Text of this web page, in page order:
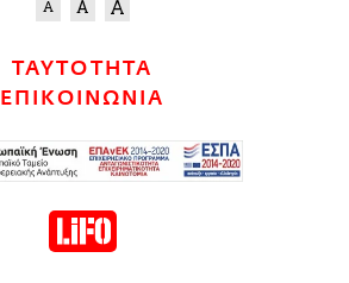
ΤΑΥΤΟΤΗΤΑ
ΕΠΙΚΟΙΝΩΝΙΑ